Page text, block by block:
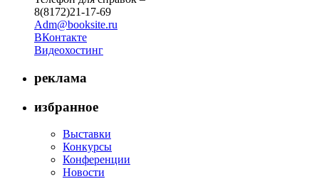
8(8172)21-17-69
Adm@booksite.ru
ВКонтакте
Видеохостинг
реклама
избранное
Выставки
Конкурсы
Конференции
Новости